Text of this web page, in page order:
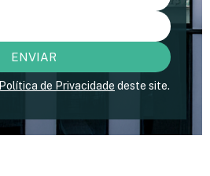
Política de Privacidade deste site.